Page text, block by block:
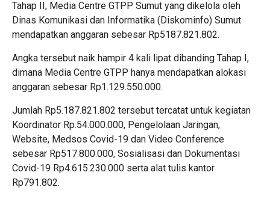
Tahap II, Media Centre GTPP Sumut yang dikelola oleh
Dinas Komunikasi dan Informatika (Diskominfo) Sumut
mendapatkan anggaran sebesar Rp5187.821.802.
Angka tersebut naik hampir 4 kali lipat dibanding Tahap I,
dimana Media Centre GTPP hanya mendapatkan alokasi
anggaran sebesar Rp1.129.550.000.
Jumlah Rp5.187.821.802 tersebut tercatat untuk kegiatan
Koordinator Rp.54.000.000, Pengelolaan Jaringan,
Website, Medsos Covid-19 dan Video Conference
sebesar Rp517.800.000, Sosialisasi dan Dokumentasi
Covid-19 Rp4.615.230.000 serta alat tulis kantor
Rp791.802.